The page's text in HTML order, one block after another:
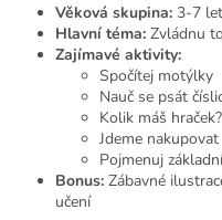
Věková skupina: 3-7 let
Hlavní téma: Zvládnu
Zajímavé aktivity:
Spočítej motýlky
Nauč se psát
Kolik máš hraček?
Jdeme nakupovat
Pojmenuj
Bonus: Zábavné
učení